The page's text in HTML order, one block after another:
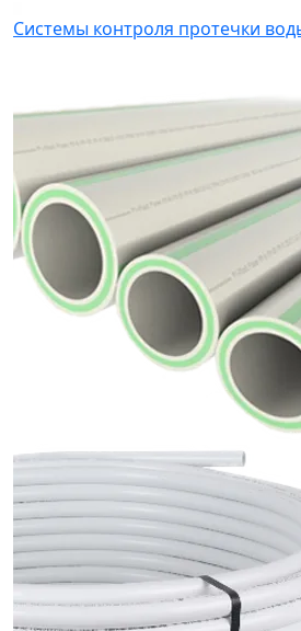
Системы контроля протечки